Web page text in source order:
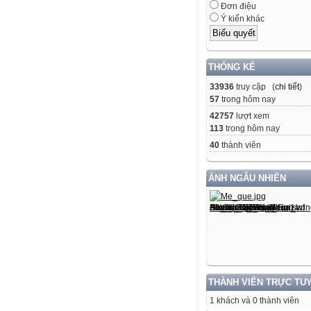
Đơn điệu
Ý kiến khác
THỐNG KÊ
33936 truy cập (chi tiết)
57 trong hôm nay
42757 lượt xem
113 trong hôm nay
40 thành viên
ẢNH NGẪU NHIÊN
THÀNH VIÊN TRỰC
1 khách và 0 thành viên